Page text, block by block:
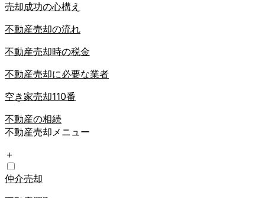
売却成功の心構え
不動産売却の流れ
不動産売却時の税金
不動産売却に必要な業者
空き家売却110番
不動産の相続
不動産売却メニュー
＋
仲介売却